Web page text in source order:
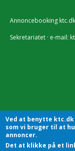
Annoncebooking
Sekretariatet · e-mail:
Ved at benytte
som vi bruger til at
annoncer.
Det at klikke på et